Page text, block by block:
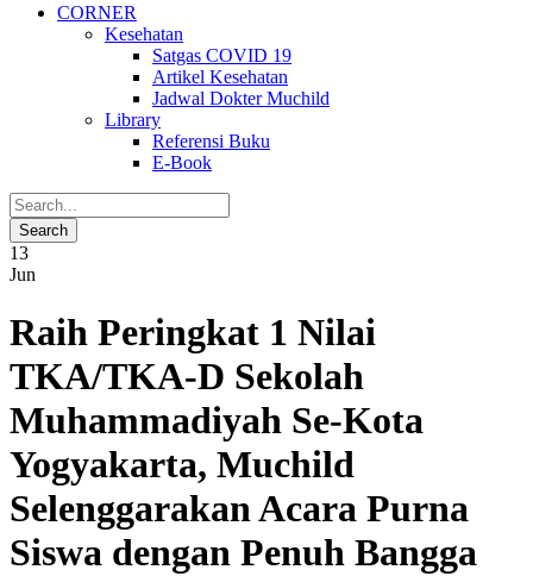
CORNER
Kesehatan
Satgas COVID 19
Artikel Kesehatan
Jadwal Dokter Muchild
Library
Referensi Buku
E-Book
13
Jun
Raih Peringkat 1 Nilai
TKA/TKA-D Sekolah
Muhammadiyah Se-Kota
Yogyakarta, Muchild
Selenggarakan Acara Purna
Siswa dengan Penuh Bangga